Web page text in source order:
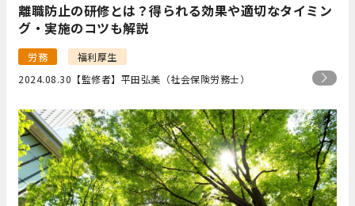
離職防止の研修とは？得られる効果や適切なタイミン
グ・実施のコツも解説
労務
福利厚生
2024.08.30 【監修者】平田弘美（社会保険労務士）